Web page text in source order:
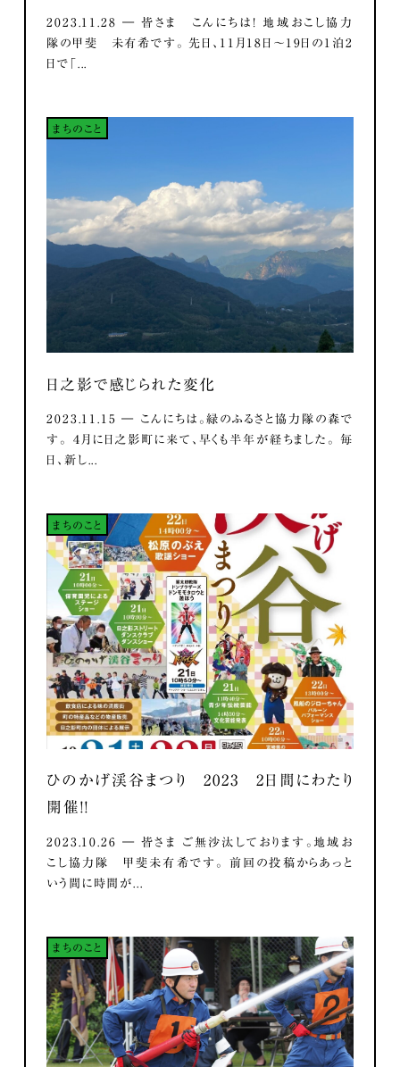
2023.11.28 ― 皆さま こんにちは！ 地域おこし協力
隊の甲斐 未有希です。 先日、11月18日～19日の1泊2
日で「...
まちのこと
日之影で感じられた変化
2023.11.15 ― こんにちは。緑のふるさと協力隊の森で
す。 ４月に日之影町に来て、早くも半年が経ちました。 毎
日、新し...
まちのこと
ひのかげ渓谷まつり 2023 2日間にわたり
開催！！
2023.10.26 ― 皆さま ご無沙汰しております。地域お
こし協力隊 甲斐未有希です。 前回の投稿からあっと
いう間に時間が...
まちのこと